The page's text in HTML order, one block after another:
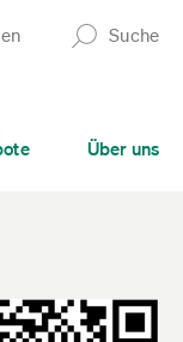
Suche
Über uns